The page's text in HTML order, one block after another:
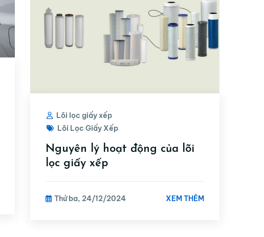
Lõi lọc giấy xếp
Lõi Lọc Giấy Xếp
Nguyên lý hoạt động của lõi
lọc giấy xếp
Thứ ba, 24/12/2024 XEM THÊM